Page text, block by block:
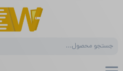
search